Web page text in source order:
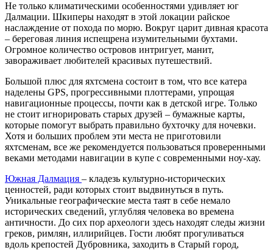
Не только климатическими особенностями удивляет юг
Далмации. Шкиперы находят в этой локации райское
наслаждение от похода по морю. Вокруг царит дивная красота
– береговая линия испещрена изумительными бухтами.
Огромное количество островов интригует, манит,
завораживает любителей красивых путешествий.
Большой плюс для яхтсмена состоит в том, что все катера
наделены GPS, прогрессивными плоттерами, упрощая
навигационные процессы, почти как в детской игре. Только
не стоит игнорировать старых друзей – бумажные карты,
которые помогут выбрать правильно бухточку для ночевки.
Хотя и больших проблем эти места не приготовили
яхтсменам, все же рекомендуется пользоваться проверенными
веками методами навигации в купе с современными ноу-хау.
Южная Далмация – кладезь культурно-исторических
ценностей, ради которых стоит выдвинуться в путь.
Уникальные географические места таят в себе немало
исторических сведений, углубляя человека во времена
античности. До сих пор археологи здесь находят следы жизни
греков, римлян, иллирийцев. Гости любят прогуливаться
вдоль крепостей Дубровника, заходить в Старый город,